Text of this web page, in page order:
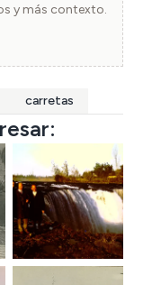
y más contexto.
carretas